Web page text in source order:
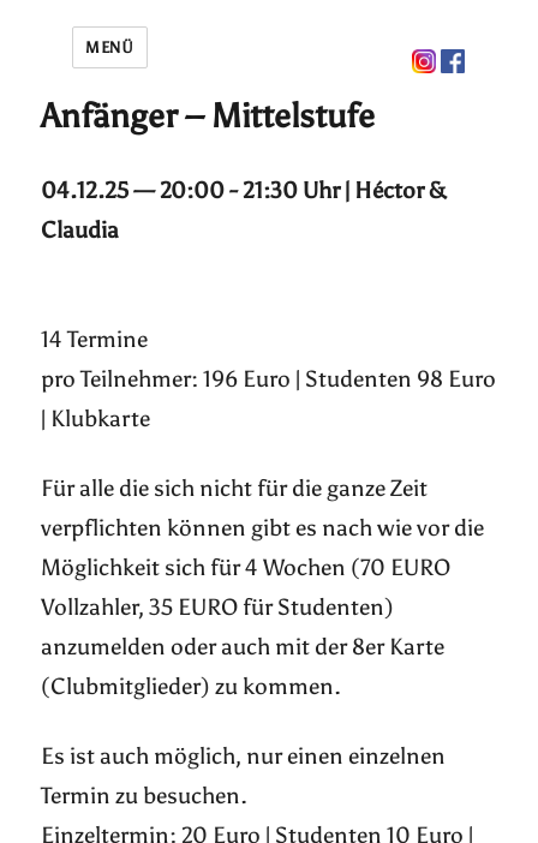
MENÜ
Anfänger – Mittelstufe
04.12.25 — 20:00 - 21:30 Uhr | Héctor &
Claudia
14 Termine
pro Teilnehmer: 196 Euro | Studenten 98 Euro
| Klubkarte
Für alle die sich nicht für die ganze Zeit
verpflichten können gibt es nach wie vor die
Möglichkeit sich für 4 Wochen (70 EURO
Vollzahler, 35 EURO für Studenten)
anzumelden oder auch mit der 8er Karte
(Clubmitglieder) zu kommen.
Es ist auch möglich, nur einen einzelnen
Termin zu besuchen.
Einzeltermin: 20 Euro | Studenten 10 Euro |